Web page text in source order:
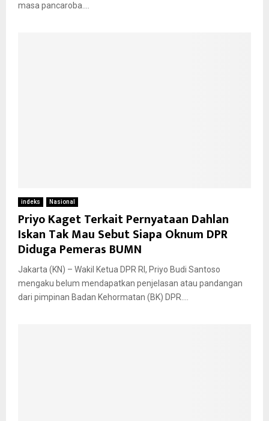
masa pancaroba....
indeks Nasional
Priyo Kaget Terkait Pernyataan Dahlan
Iskan Tak Mau Sebut Siapa Oknum DPR
Diduga Pemeras BUMN
Jakarta (KN) – Wakil Ketua DPR RI, Priyo Budi Santoso
mengaku belum mendapatkan penjelasan atau pandangan
dari pimpinan Badan Kehormatan (BK) DPR....